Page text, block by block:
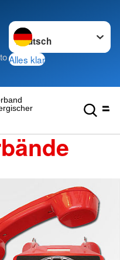
Sprache wechseln zu
Alles klar